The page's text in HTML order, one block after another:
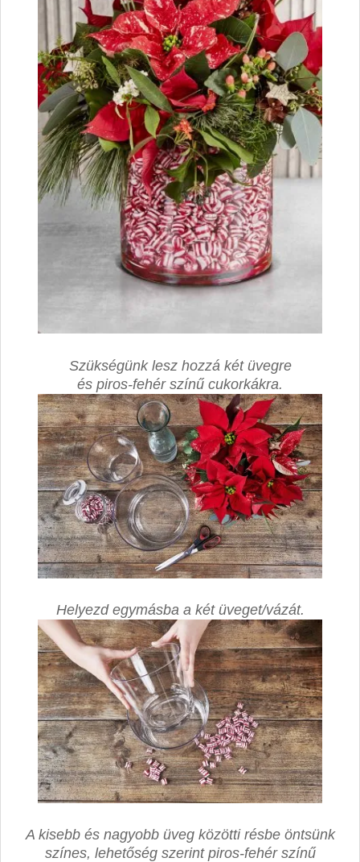
Szükségünk lesz hozzá két üvegre
és piros-fehér színű cukorkákra.
Helyezd egymásba a két üveget/vázát.
A kisebb és nagyobb üveg közötti résbe öntsünk
színes, lehetőség szerint piros-fehér színű